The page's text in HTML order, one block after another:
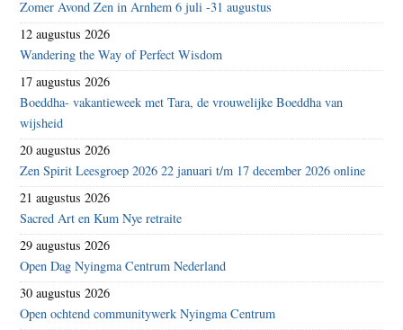
Zomer Avond Zen in Arnhem 6 juli -31 augustus
12 augustus 2026
Wandering the Way of Perfect Wisdom
17 augustus 2026
Boeddha- vakantieweek met Tara, de vrouwelijke Boeddha van
wijsheid
20 augustus 2026
Zen Spirit Leesgroep 2026 22 januari t/m 17 december 2026 online
21 augustus 2026
Sacred Art en Kum Nye retraite
29 augustus 2026
Open Dag Nyingma Centrum Nederland
30 augustus 2026
Open ochtend communitywerk Nyingma Centrum